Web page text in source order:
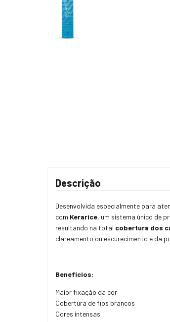
Descrição
Desenvolvida especialmente para
com Kerarice, um sistema único de
resultando na total cobertura dos
clareamento ou escurecimento e da
Benefícios:
Maior fixação da cor
Cobertura de fios brancos
Cores intensas